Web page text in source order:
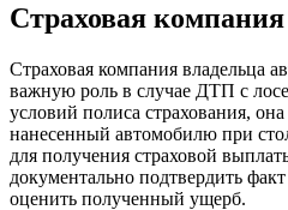
Страховая компания
Страховая компания владельца
важную роль в случае ДТП с
условий полиса страхования,
нанесенный автомобилю при
для получения страховой
документально подтвердить
оценить полученный ущерб.